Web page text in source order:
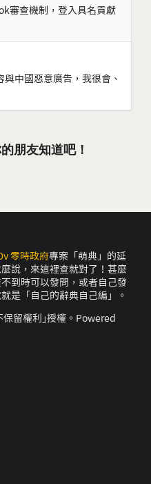
審查機制，登入具名貢獻
中國惡意廣告，我很會、
朋友知道吧！
零時政府專案「萌典」的延
說，來這裡查就對了！甚麼
到時可以發問，或者自己發
是「自己的辭典自己編」。
保留權利｣授權。Powered